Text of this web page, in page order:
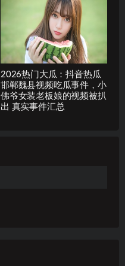
2026热门大瓜：抖音热瓜
邯郸魏县视频吃瓜事件，小
佛爷女装老板娘的视频被扒
出 真实事件汇总